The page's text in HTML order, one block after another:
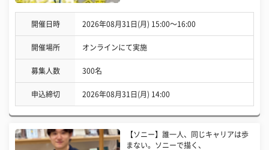
開催日時 2026年08月31日(月) 15:00〜16:00
開催場所 オンラインにて実施
募集人数 300名
申込締切 2026年08月31日(月) 14:00
【ソニー】誰一人、同じキャリアは歩
まない。ソニーで描く、